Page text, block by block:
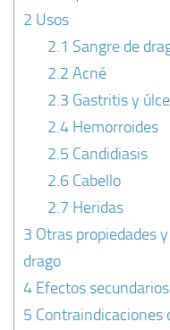
2 Usos
2.1 Sangre de
2.2 Acné
2.3 Gastritis y
2.4 Hemorroides
2.5 Candidiasis
2.6 Cabello
2.7 Heridas
3 Otras propiedades
drago
4 Efectos secundarios
5 Contraindicaciones